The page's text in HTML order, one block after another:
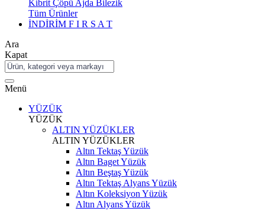
Kibrit Çöpü Ajda Bilezik
Tüm Ürünler
İNDİRİM F I R S A T
Ara
Kapat
Menü
YÜZÜK
YÜZÜK
ALTIN YÜZÜKLER
ALTIN YÜZÜKLER
Altın Tektaş Yüzük
Altın Baget Yüzük
Altın Beştaş Yüzük
Altın Tektaş Alyans Yüzük
Altın Koleksiyon Yüzük
Altın Alyans Yüzük